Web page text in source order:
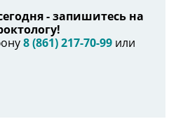
- запишитесь на
8 (861) 217-70-99 или